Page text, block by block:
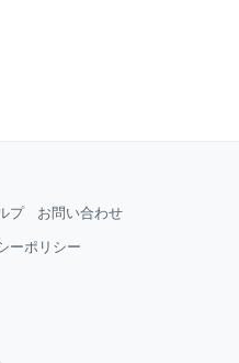
プ お問い合わせ
ーポリシー